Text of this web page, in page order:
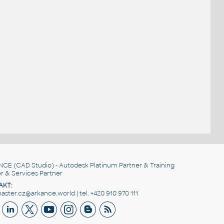
(CAD Studio) - Autodesk Platinum Partner & Training
& Services Partner
| tel. +420 910 970 111